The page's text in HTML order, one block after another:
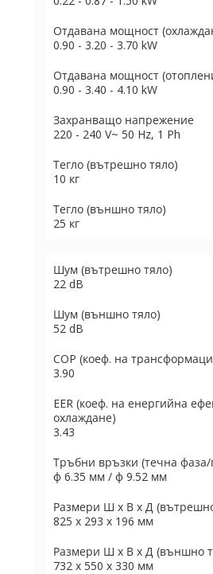
Отдавана мощност
0.90 - 3.20 - 3.70 kW
Отдавана мощност
0.90 - 3.40 - 4.10 kW
Захранващо напрежение
220 - 240 V~ 50 Hz, 1 Ph
Тегло (вътрешно тяло)
10 кг
Тегло (външно тяло)
25 кг
Шум (вътрешно тяло)
22 dB
Шум (външно тяло)
52 dB
COP (коеф. на
3.90
EER (коеф. на енергийна
охлаждане)
3.43
Тръбни връзки (течна фаза/
ф 6.35 мм / ф 9.52 мм
Размери Ш х В х Д
825 x 293 x 196 мм
Размери Ш х В х Д (външно
732 х 550 х 330 мм